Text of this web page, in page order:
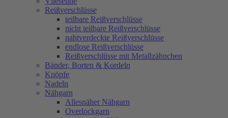
Reißverschlüsse
teilbare Reißverschlüsse
nicht teilbare Reißverschlüsse
nahtverdeckte Reißverschlüsse
endlose Reißverschlüsse
Reißverschlüsse mit Metallzähnchen
Bänder, Borten & Kordeln
Knöpfe
Nadeln
Nähgarn
Allesnäher Nähgarn
Overlockgarn